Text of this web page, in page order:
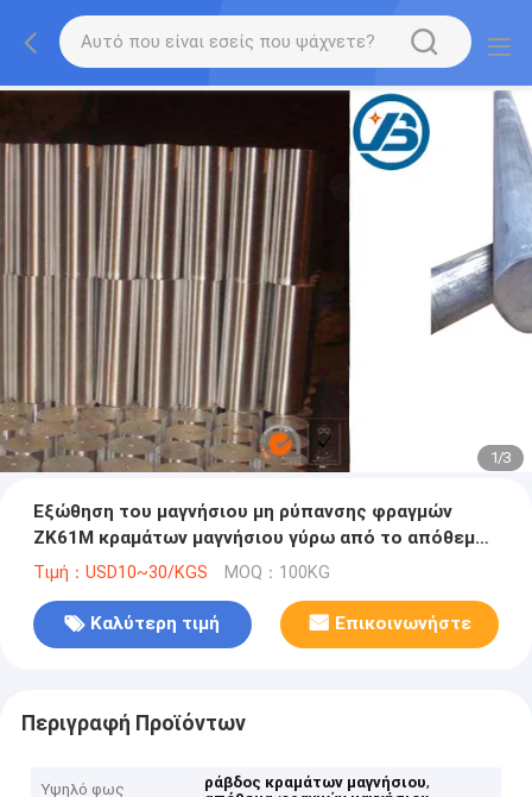
1/3
Εξώθηση του μαγνήσιου μη ρύπανσης φραγμών
ZK61M κραμάτων μαγνήσιου γύρω από το απόθεμα
φραγμών
Τιμή：USD10~30/KGS MOQ：100KG
Καλύτερη τιμή Επικοινωνήστε
Περιγραφή Προϊόντων
Υψηλό φως ράβδος κραμάτων μαγνήσιου,